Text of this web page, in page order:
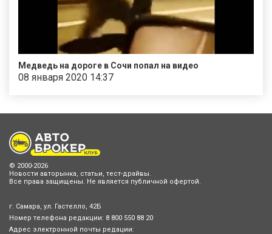
Медведь на дороге в Сочи попал на видео
08 января 2020 14:37
© 2000-2026
Новости авторынка, статьи, тест-драйвы.
Все права защищены. Не является публичной офертой.
г. Самара, ул. Гастелло, 42Б
Номер телефона редакции: 8 800 550 88 20
Адрес электронной почты редации: